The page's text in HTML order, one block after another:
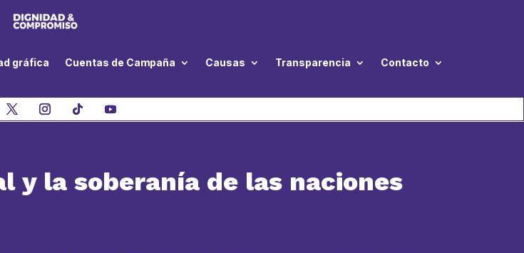
gráfica Cuentas de Campaña Causas Transparencia Contacto
y la soberanía de las naciones